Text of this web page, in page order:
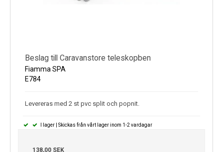
Beslag till Caravanstore teleskopben
Fiamma SPA
E784
Levereras med 2 st pvc split och popnit.
I lager | Skickas från vårt lager inom 1-2 vardagar
138,00 SEK